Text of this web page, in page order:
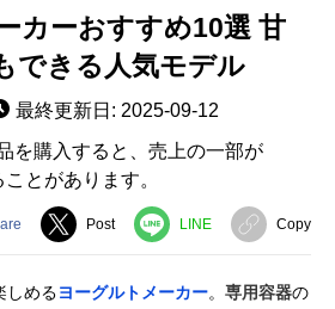
カーおすすめ10選 甘
できる人気モデル
最終更新日: 2025-09-12
を購入すると、売上の一部が
とがあります。
Post LINE Copy
しめるヨーグルトメーカー。 専用容器の